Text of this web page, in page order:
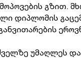
დიპლომის
უმაღლეს